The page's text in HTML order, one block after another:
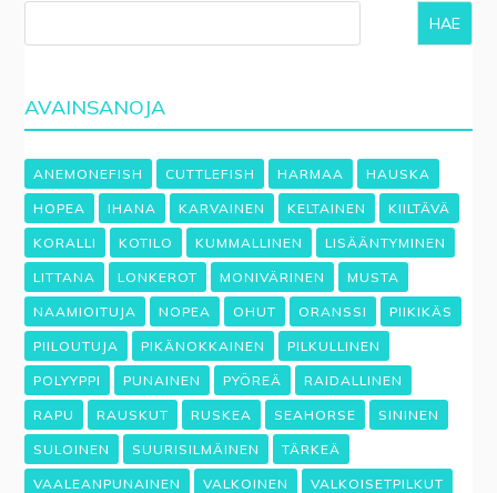
HAE
AVAINSANOJA
ANEMONEFISH CUTTLEFISH HARMAA HAUSKA
HOPEA IHANA KARVAINEN KELTAINEN KIILTÄVÄ
KORALLI KOTILO KUMMALLINEN LISÄÄNTYMINEN
LITTANA LONKEROT MONIVÄRINEN MUSTA
NAAMIOITUJA NOPEA OHUT ORANSSI PIIKIKÄS
PIILOUTUJA PIKÄNOKKAINEN PILKULLINEN
POLYYPPI PUNAINEN PYÖREÄ RAIDALLINEN
RAPU RAUSKUT RUSKEA SEAHORSE SININEN
SULOINEN SUURISILMÄINEN TÄRKEÄ
VAALEANPUNAINEN VALKOINEN VALKOISETPILKUT